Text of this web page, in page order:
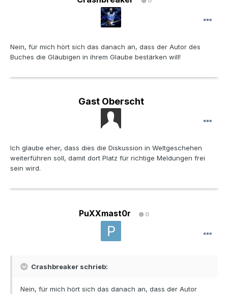
Nein, für mich hört sich das danach an, dass der Autor des
Buches die Gläubigen in ihrem Glaube bestärken will!
Gast Oberscht
Ich glaube eher, dass dies die Diskussion in Weltgeschehen
weiterführen soll, damit dort Platz für richtige Meldungen frei
sein wird.
PuXXmast0r 0
Crashbreaker schrieb:
Nein, für mich hört sich das danach an, dass der Autor